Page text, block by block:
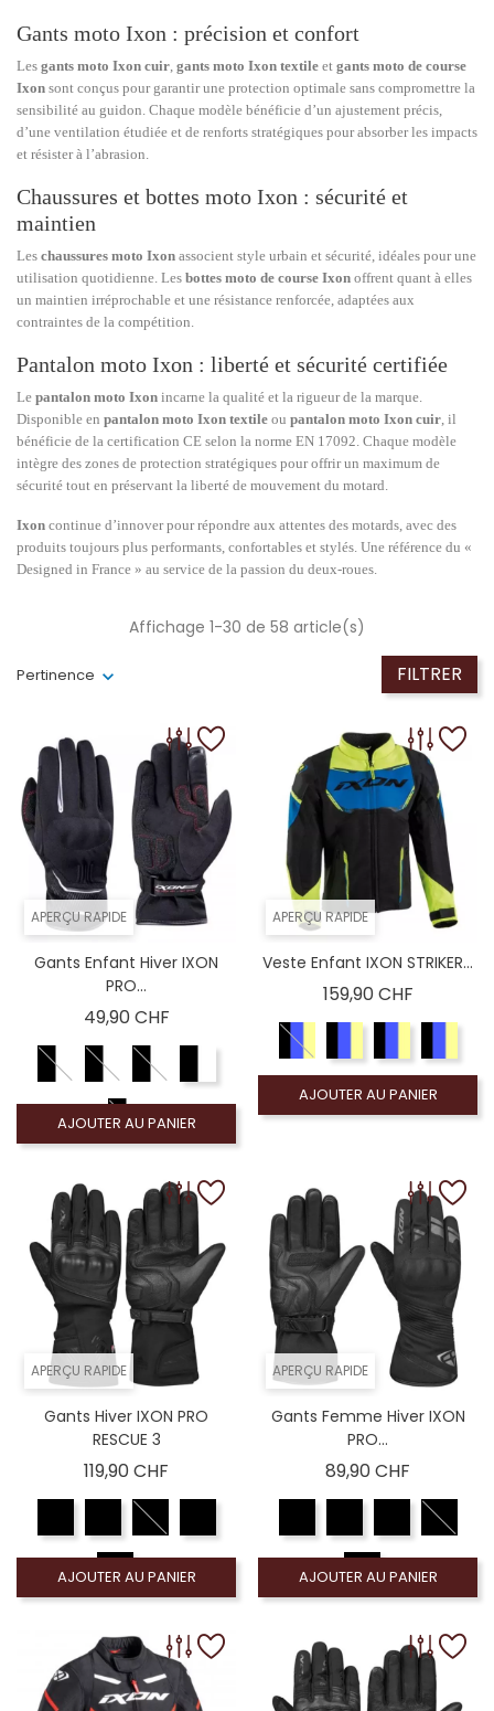
Gants moto Ixon : précision et confort
Les gants moto Ixon cuir, gants moto Ixon textile et gants moto de course
Ixon sont conçus pour garantir une protection optimale sans compromettre la
sensibilité au guidon. Chaque modèle bénéficie d’un ajustement précis,
d’une ventilation étudiée et de renforts stratégiques pour absorber les impacts
et résister à l’abrasion.
Chaussures et bottes moto Ixon : sécurité et
maintien
Les chaussures moto Ixon associent style urbain et sécurité, idéales pour une
utilisation quotidienne. Les bottes moto de course Ixon offrent quant à elles
un maintien irréprochable et une résistance renforcée, adaptées aux
contraintes de la compétition.
Pantalon moto Ixon : liberté et sécurité certifiée
Le pantalon moto Ixon incarne la qualité et la rigueur de la marque.
Disponible en pantalon moto Ixon textile ou pantalon moto Ixon cuir, il
bénéficie de la certification CE selon la norme EN 17092. Chaque modèle
intègre des zones de protection stratégiques pour offrir un maximum de
sécurité tout en préservant la liberté de mouvement du motard.
Ixon continue d’innover pour répondre aux attentes des motards, avec des
produits toujours plus performants, confortables et stylés. Une référence du «
Designed in France » au service de la passion du deux-roues.
Pertinence FILTRER
Affichage 1-30 de 58 article(s)
APERÇU RAPIDE
Gants Enfant Hiver IXON
PRO...
49,90 CHFPrix
AJOUTER AU PANIER
APERÇU RAPIDE
Veste Enfant IXON STRIKER...
159,90 CHFPrix
AJOUTER AU PANIER
APERÇU RAPIDE
Gants Hiver IXON PRO
RESCUE 3
119,90 CHF
AJOUTER AU PANIER
APERÇU RAPIDE
Gants Femme Hiver IXON
PRO...
89,90 CHF
AJOUTER AU PANIER